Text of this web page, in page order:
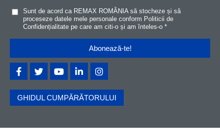
Sunt de acord ca REMAX ROMÂNIA să stocheze și să
proceseze datele mele personale conform Politicii de
Confidențialitate pe care am citi-o și am înteles-o *
GHIDUL CUMPĂRĂTORULUI